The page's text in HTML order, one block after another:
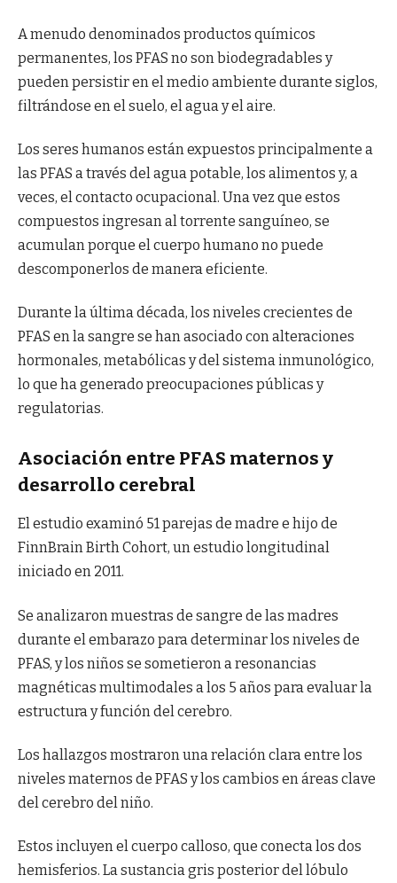
A menudo denominados productos químicos
permanentes, los PFAS no son biodegradables y
pueden persistir en el medio ambiente durante siglos,
filtrándose en el suelo, el agua y el aire.
Los seres humanos están expuestos principalmente a
las PFAS a través del agua potable, los alimentos y, a
veces, el contacto ocupacional. Una vez que estos
compuestos ingresan al torrente sanguíneo, se
acumulan porque el cuerpo humano no puede
descomponerlos de manera eficiente.
Durante la última década, los niveles crecientes de
PFAS en la sangre se han asociado con alteraciones
hormonales, metabólicas y del sistema inmunológico,
lo que ha generado preocupaciones públicas y
regulatorias.
Asociación entre PFAS maternos y
desarrollo cerebral
El estudio examinó 51 parejas de madre e hijo de
FinnBrain Birth Cohort, un estudio longitudinal
iniciado en 2011.
Se analizaron muestras de sangre de las madres
durante el embarazo para determinar los niveles de
PFAS, y los niños se sometieron a resonancias
magnéticas multimodales a los 5 años para evaluar la
estructura y función del cerebro.
Los hallazgos mostraron una relación clara entre los
niveles maternos de PFAS y los cambios en áreas clave
del cerebro del niño.
Estos incluyen el cuerpo calloso, que conecta los dos
hemisferios. La sustancia gris posterior del lóbulo